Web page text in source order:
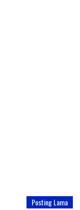
Posting Lama